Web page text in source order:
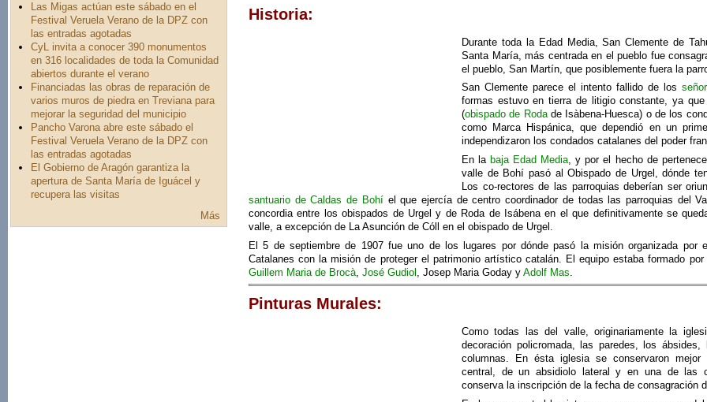
Las Migas actúan este sábado en el
Festival Veruela Verano de la DPZ con
las entradas agotadas
CyL invita a conocer 390 monumentos
en 316 localidades de toda la Comunidad
abiertos durante el verano
Financiadas las obras de reparación de
varios muros de piedra en Treviana para
mejorar la seguridad del municipio
Pancho Varona abre este sábado el
Festival Veruela Verano de la DPZ con
las entradas agotadas
El Gobierno de Aragón garantiza la
apertura de Santa María de Iguácel y
recupera las visitas
Más
Historia:
Durante toda la Edad Media, San Clemente de
Santa María, más centrada en el pueblo fue
el pueblo, San Martín, que posiblemente fuera la
San Clemente parece el intento fallido de los
formas estuvo en tierra de litigio constante, ya
(obispado de Rodade Isàbena-Huesca) o de los
como Marca Hispánica, que dependió en un
independizaron los condados catalanes del poder
En la baja Edad Media, y por el hecho de
valle de Bohí pasó al Obispado de Urgel, dónde
Los co-rectores de las parroquias deberían ser
santuario de Caldas de Bohíel que ejercía de centro coordinador de todas las parroquias del
concordia entre los obispados de Urgel y de Roda de Isábena en el que definitivamente se
valle, a excepción de La Asunción de Cóll en el obispado de Urgel.
El 5 de septiembre de 1907 fue uno de los lugares por dónde pasó la misión organizada por
Catalanes con la misión de proteger el patrimonio artístico catalán. El equipo estaba formado por
Guillem Maria de Brocà, José Gudiol , Josep Maria Goday y Adolf Mas
Pinturas Murales:
Como todas las del valle, originariamente la
decoración policromada, las paredes, los
columnas. En ésta iglesia se conservaron
central, de un absidiolo lateral y en una de las
conserva la inscripción de la fecha de consagración